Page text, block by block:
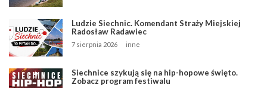
Ludzie Siechnic. Komendant Straży Miejskiej
Radosław Radawiec
7 sierpnia 2026 inne
Siechnice szykują się na hip-hopowe święto.
Zobacz program festiwalu